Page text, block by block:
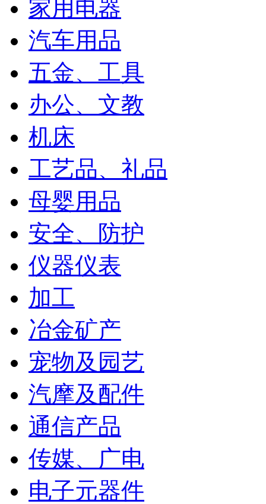
家用电器
汽车用品
五金、工具
办公、文教
机床
工艺品、礼品
母婴用品
安全、防护
仪器仪表
加工
冶金矿产
宠物及园艺
汽摩及配件
通信产品
传媒、广电
电子元器件